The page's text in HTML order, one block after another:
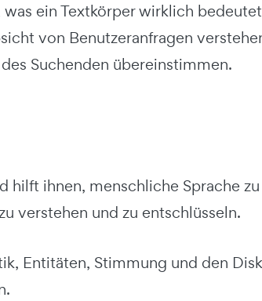
ein Textkörper wirklich
von Benutzeranfragen
Suchenden übereinstimmen.
ihnen, menschliche Sprache
verstehen und zu entschlüsseln.
Entitäten, Stimmung und den